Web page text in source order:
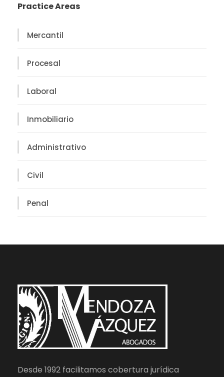
Practice Areas
Mercantil
Procesal
Laboral
Inmobiliario
Administrativo
Civil
Penal
Desde 1992 facilitamos cobertura jurídica